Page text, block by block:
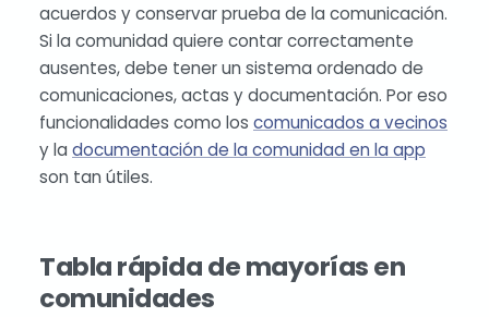
acuerdos y conservar prueba de la comunicación.
Si la comunidad quiere contar correctamente
ausentes, debe tener un sistema ordenado de
comunicaciones, actas y documentación. Por eso
funcionalidades como los comunicados a vecinos
y la documentación de la comunidad en la app
son tan útiles.
Tabla rápida de mayorías en
comunidades